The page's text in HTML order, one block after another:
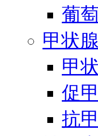
葡
甲状
甲
促
抗